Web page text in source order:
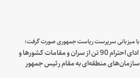
با میزبانی سرپرست ریاست جمهوری صورت گرفت؛
ادای احترام 90 تن از سران و مقامات کشورها و
سازمان‌های منطقه‌ای به مقام رئیس جمهور